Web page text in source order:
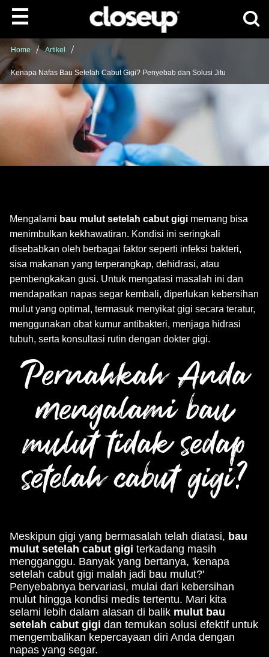
Skip to content Cari
Home Artikel
Kenapa Nafas Bau Setelah Cabut Gigi? Penyebab dan Solusi Jitu
Mengalami bau mulut setelah cabut gigi memang bisa
menimbulkan kekhawatiran. Kondisi ini seringkali
disebabkan oleh berbagai faktor seperti infeksi bakteri,
sisa makanan yang terperangkap, dehidrasi, atau
pembengkakan gusi. Untuk mengatasi masalah ini dan
mendapatkan napas segar kembali, diperlukan kebersihan
mulut yang optimal, termasuk menyikat gigi secara teratur,
menggunakan obat kumur antibakteri, menjaga hidrasi
tubuh, serta konsultasi rutin dengan dokter gigi.
Pernahkah Anda
mengalami bau
mulut tidak sedap
setelah cabut gigi?
Meskipun gigi yang bermasalah telah diatasi, bau
mulut setelah cabut gigi terkadang masih
mengganggu. Banyak yang bertanya, 'kenapa
setelah cabut gigi malah jadi bau mulut?'
Penyebabnya bervariasi, mulai dari kebersihan
mulut hingga kondisi medis tertentu. Mari kita
selami lebih dalam alasan di balik mulut bau
setelah cabut gigi dan temukan solusi efektif untuk
mengembalikan kepercayaan diri Anda dengan
napas yang segar.